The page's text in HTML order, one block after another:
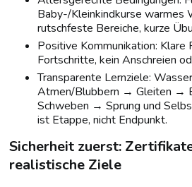
Baby-/Kleinkindkurse warmes
rutschfeste Bereiche, kurze
Positive Kommunikation: Klare
Fortschritte, kein Anschreien
Transparente Lernziele:
Atmen/Blubbern → Gleiten →
Schweben → Sprung und
ist Etappe, nicht Endpunkt.
Sicherheit zuerst:
realistische Ziele